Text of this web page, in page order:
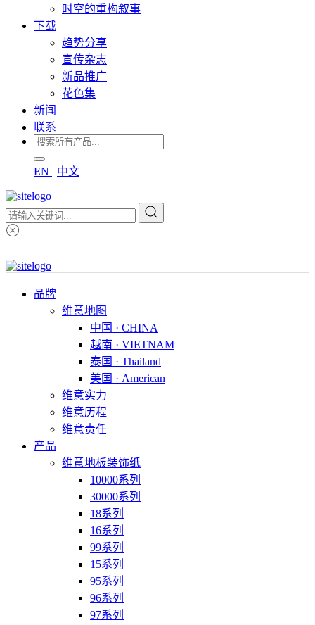
时空的重构叙事
下载
趋势分享
宣传杂志
新品推广
花色集
新闻
联系
EN | 中文
品牌
维意地图
中国 · CHINA
越南 · VIETNAM
泰国 · Thailand
美国 · American
维意实力
维意历程
维意责任
产品
维意地板装饰纸
10000系列
30000系列
18系列
16系列
99系列
15系列
95系列
96系列
97系列